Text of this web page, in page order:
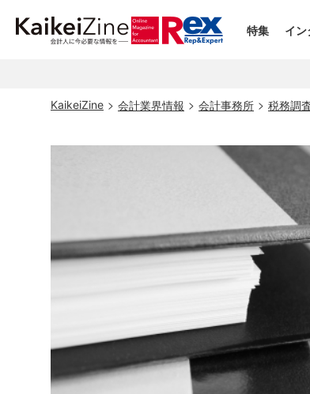
特集 イン
KaikeiZine 会計業界情報 会計事務所 税務調